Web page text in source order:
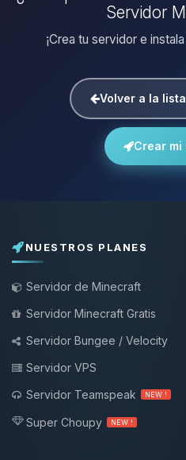
Servidor
¡Crea tu servidor e
Volver a la
Crear mi
NUESTROS PLANES
Servidor de Minecraft
Servidor Minecraft Gratis
Servidor Bungee / Velocity
Servidor VPS
Servidor Teamspeak
NEW !
Super Choupy NEW !